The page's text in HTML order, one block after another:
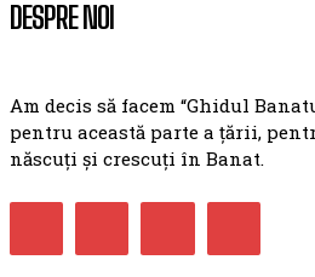
DESPRE NOI
Am decis să facem “Ghidul
pentru această parte a țării,
născuți și crescuți în Banat.